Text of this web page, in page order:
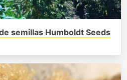
semillas Humboldt Seeds